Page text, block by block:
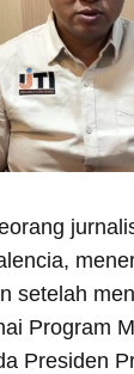
setelah
Program
Presiden